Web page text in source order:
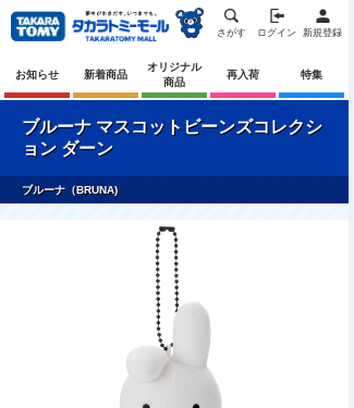
さがす ログイン 新規登録
お知らせ 新着商品
オリジナル
商品
再入荷 特集
ブルーナ マスコットビーンズコレクシ
ョン ダーン
ブルーナ（BRUNA)